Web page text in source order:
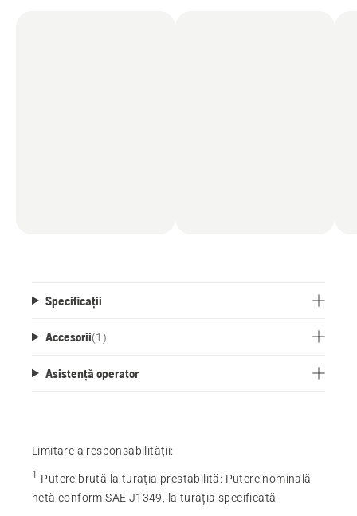
Specificații
Accesorii(1 )
Asistență operator
Limitare a responsabilității:
1 Putere brută la turaţia prestabilită: Putere nominală
netă conform SAE J1349, la turația specificată